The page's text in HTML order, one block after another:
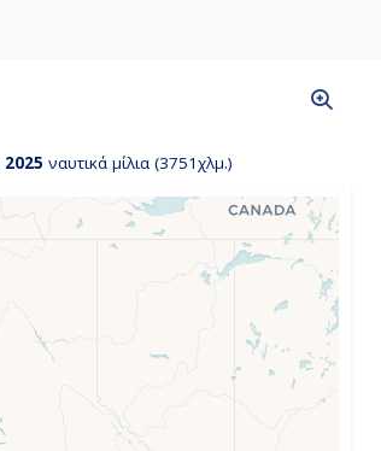
2025 ναυτικά μίλια (3751χλμ.)